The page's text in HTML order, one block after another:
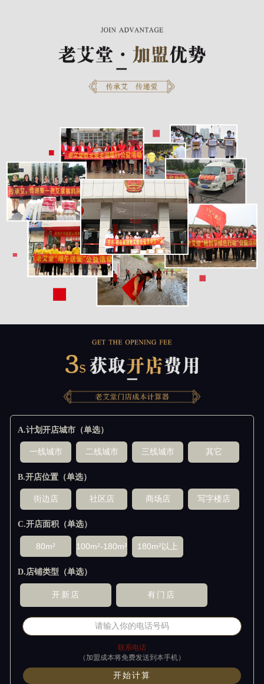
A.计划开店城市（单选）
B.开店位置（单选）
C.开店面积（单选）
D.店铺类型（单选）
联系电话
（加盟成本将免费发送到本手机）